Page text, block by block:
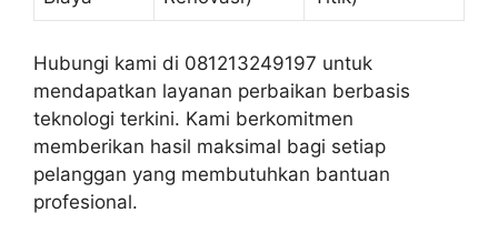
Hubungi kami di 081213249197 untuk
mendapatkan layanan perbaikan berbasis
teknologi terkini. Kami berkomitmen
memberikan hasil maksimal bagi setiap
pelanggan yang membutuhkan bantuan
profesional.